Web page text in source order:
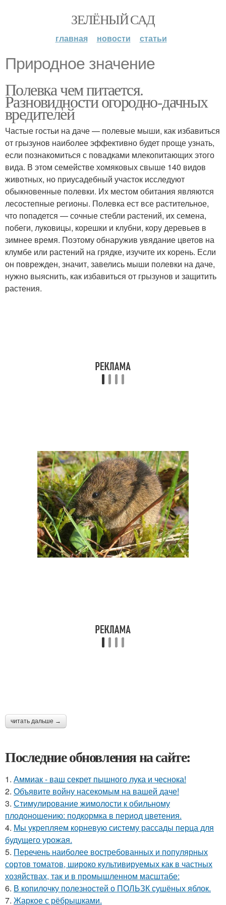
ЗЕЛЁНЫЙ САД
главная новости статьи
Природное значение
Полевка чем питается.
Разновидности огородно-дачных
вредителей
Частые гостьи на даче — полевые мыши, как избавиться
от грызунов наиболее эффективно будет проще узнать,
если познакомиться с повадками млекопитающих этого
вида. В этом семействе хомяковых свыше 140 видов
животных, но приусадебный участок исследуют
обыкновенные полевки. Их местом обитания являются
лесостепные регионы. Полевка ест все растительное,
что попадется — сочные стебли растений, их семена,
побеги, луковицы, корешки и клубни, кору деревьев в
зимнее время. Поэтому обнаружив увядание цветов на
клумбе или растений на грядке, изучите их корень. Если
он поврежден, значит, завелись мыши полевки на даче,
нужно выяснить, как избавиться от грызунов и защитить
растения.
читать дальше →
Последние обновления на сайте:
1. Аммиак - ваш секрет пышного лука и чеснока!
2. Объявите войну насекомым на вашей даче!
3. Стимулирование жимолости к обильному
плодоношению: подкормка в период цветения.
4. Мы укрепляем корневую систему рассады перца для
будущего урожая.
5. Перечень наиболее востребованных и популярных
сортов томатов, широко культивируемых как в частных
хозяйствах, так и в промышленном масштабе:
6. В копилочку полезностей о ПОЛЬЗК сушёных яблок.
7. Жаркое с рёбрышками.